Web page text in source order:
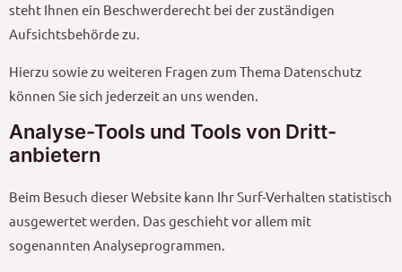
steht Ihnen ein Beschwerderecht bei der zuständigen
Aufsichtsbehörde zu.
Hierzu sowie zu weiteren Fragen zum Thema Datenschutz
können Sie sich jederzeit an uns wenden.
Analyse-Tools und Tools von Dritt­
anbietern
Beim Besuch dieser Website kann Ihr Surf-Verhalten statistisch
ausgewertet werden. Das geschieht vor allem mit
sogenannten Analyseprogrammen.